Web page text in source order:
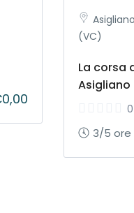
(VC)
La corsa
Asigliano
3/5 ore